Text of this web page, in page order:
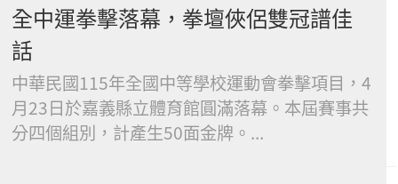
全中運拳擊落幕，拳壇俠侶雙冠譜佳
話
中華民國115年全國中等學校運動會拳擊項目，4
月23日於嘉義縣立體育館圓滿落幕。本屆賽事共
分四個組別，計產生50面金牌。...